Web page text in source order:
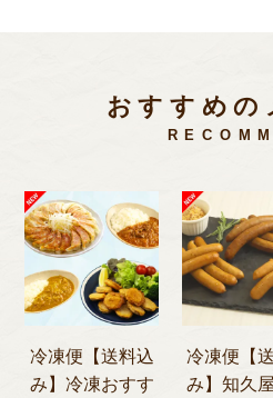
おすすめの
冷凍便【送料込
み】冷凍おすす
冷凍便【
み】知久